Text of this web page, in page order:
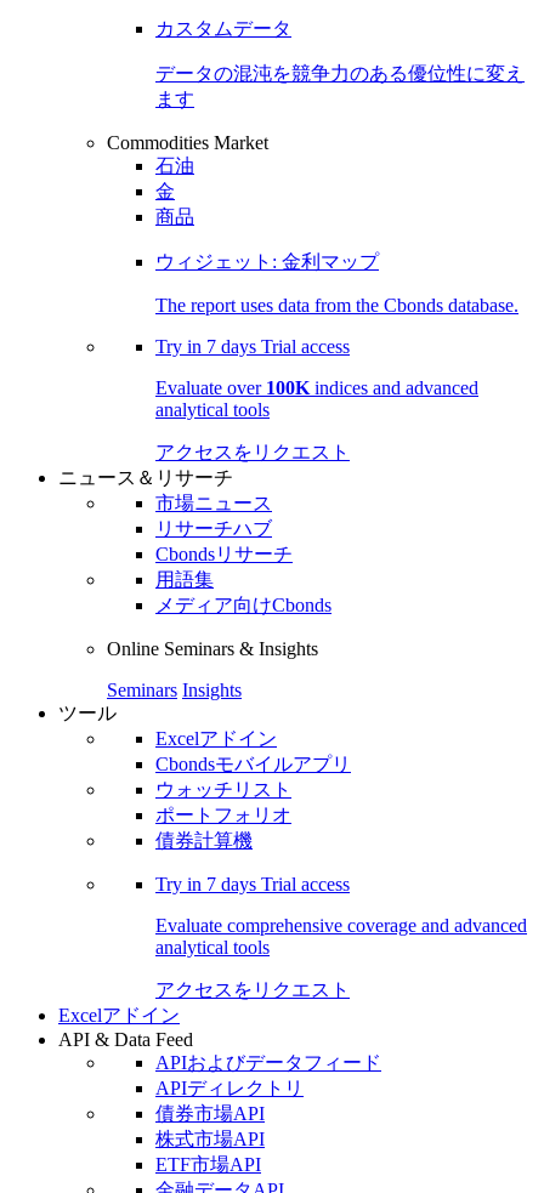
カスタムデータ
データの混沌を競争力のある優位性に変え
ます
Commodities Market
石油
金
商品
ウィジェット: 金利マップ
The report uses data from the Cbonds database.
Try in 7 days Trial access
Evaluate over 100K indices and advanced
analytical tools
アクセスをリクエスト
ニュース＆リサーチ
市場ニュース
リサーチハブ
Cbondsリサーチ
用語集
メディア向けCbonds
Online Seminars & Insights
Seminars Insights
ツール
Excelアドイン
Cbondsモバイルアプリ
ウォッチリスト
ポートフォリオ
債券計算機
Try in 7 days Trial access
Evaluate comprehensive coverage and advanced
analytical tools
アクセスをリクエスト
Excelアドイン
API & Data Feed
APIおよびデータフィード
APIディレクトリ
債券市場API
株式市場API
ETF市場API